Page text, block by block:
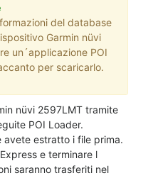
del database
Garmin nüvi
un´applicazione POI
per scaricarlo.
nüvi 2597LMT tramite
POI Loader.
avete estratto i file prima.
e terminare l
saranno trasferiti nel